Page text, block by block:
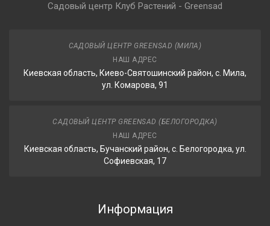
Садовый центр Клуб Растений - Greensad
САДОВЫЙ ЦЕНТР GREENSAD (МИЛА)
НАШ АДРЕС
Киевская область, Киево-Святошинский район, с. Мила,
ул. Комарова, 91
САДОВЫЙ ЦЕНТР GREENSAD (БЕЛОГОРОДКА)
НАШ АДРЕС
Киевская область, Бучанский район, с. Белогородка, ул.
Софиевская, 17
Информация